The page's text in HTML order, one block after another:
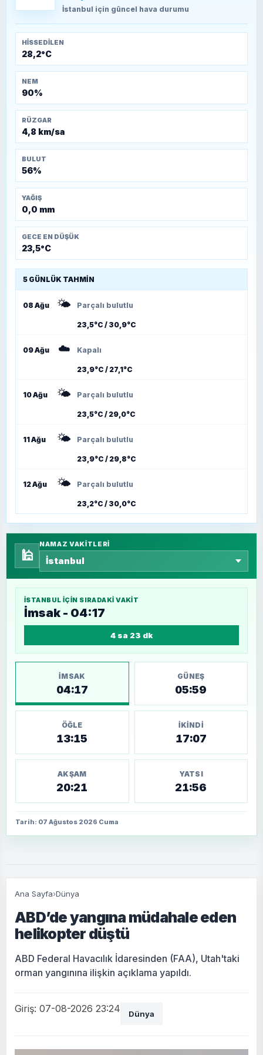
Kütahya-Eskişehir Muharebeleri (10-24
İstanbul için güncel hava durumu
HISSEDILEN
28,2°C
NEM
90%
RÜZGAR
4,8 km/sa
BULUT
56%
YAĞIŞ
0,0 mm
GECE EN DÜŞÜK
23,5°C
5 GÜNLÜK TAHMIN
08 Ağu 🌤️ Parçalı bulutlu
23,5°C / 30,9°C
09 Ağu ☁️ Kapalı
23,9°C / 27,1°C
10 Ağu 🌤️ Parçalı bulutlu
23,5°C / 29,0°C
11 Ağu 🌤️ Parçalı bulutlu
23,9°C / 29,8°C
12 Ağu 🌤️ Parçalı bulutlu
23,2°C / 30,0°C
🕌
NAMAZ VAKITLERI
İSTANBUL IÇIN SIRADAKI VAKIT
İmsak - 04:17
4 sa 23 dk
İMSAK
04:17
GÜNEŞ
05:59
ÖĞLE
13:15
İKINDI
17:07
AKŞAM
20:21
YATSI
21:56
Tarih: 07 Ağustos 2026 Cuma
Ana Sayfa›Dünya
ABD’de yangına müdahale eden
helikopter düştü
ABD Federal Havacılık İdaresinden (FAA), Utah'taki
orman yangınına ilişkin açıklama yapıldı.
Giriş: 07-08-2026 23:24 Dünya